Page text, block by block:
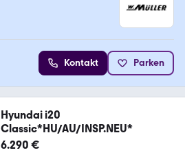
Kontakt Parken
Hyundai i20
Classic*HU/AU/INSP.NEU*
6.290 €